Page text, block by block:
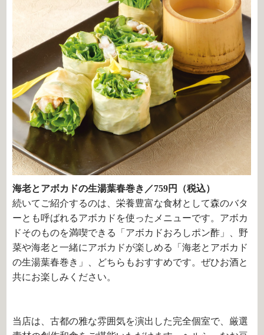
海老とアボカドの生湯葉春巻き／759円（税込）
続いてご紹介するのは、栄養豊富な食材として森のバタ
ーとも呼ばれるアボカドを使ったメニューです。アボカ
ドそのものを満喫できる「アボカドおろしポン酢」、野
菜や海老と一緒にアボカドが楽しめる「海老とアボカド
の生湯葉春巻き」、どちらもおすすめです。ぜひお酒と
共にお楽しみください。
当店は、古都の雅な雰囲気を演出した完全個室で、厳選